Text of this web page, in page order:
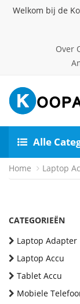
Welkom bij de
Over
Alle
Home Laptop
CATEGORIEËN
Laptop Adapter
Laptop Accu
Tablet Accu
Mobiele